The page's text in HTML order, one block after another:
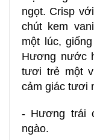
ngọt. Crisp
chút kem
một lúc,
Hương nước
tươi trẻ một
cảm giác tươi
- Hương trái
ngào.